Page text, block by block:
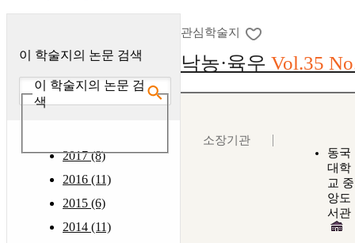
이 학술지의 논문 검색
이 학술지의 논문 검
색
2017 (8)
2016 (11)
2015 (6)
2014 (11)
관심학술지
낙농·육우 Vol.35
소장기관
동국
대학
교 중
앙도
서관